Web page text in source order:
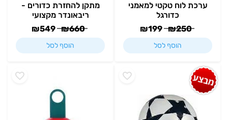
ערכת לוח טקטי למאמני
כדורגל
₪250
₪199
הוסף לסל
מתקן להחזרת כדורים -
ריבאונדר מקצועי
₪660
₪549
הוסף לסל